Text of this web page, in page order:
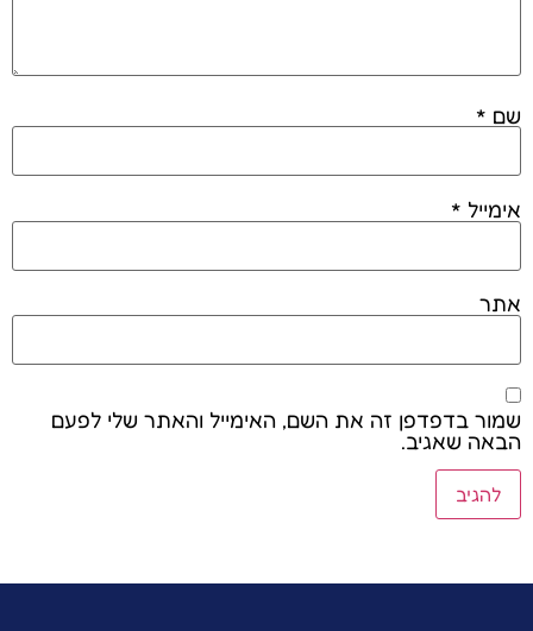
שם *
אימייל *
אתר
שמור בדפדפן זה את השם, האימייל והאתר שלי לפעם
הבאה שאגיב.